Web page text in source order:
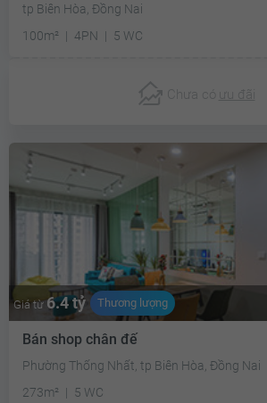
tp Biên Hòa, Đồng Nai
100m²
4PN 5 WC
Chưa có ưu đãi
Giá từ6.4 tỷ Thương lượng
Bán shop chân đế
Phường Thống Nhất, tp Biên Hòa, Đồng Nai
273m²
5 WC